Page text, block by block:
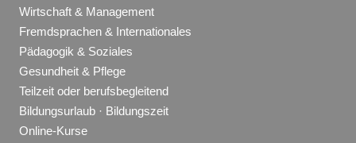
Wirtschaft & Management
Fremdsprachen & Internationales
Pädagogik & Soziales
Gesundheit & Pflege
Teilzeit oder berufsbegleitend
Bildungsurlaub · Bildungszeit
Online-Kurse